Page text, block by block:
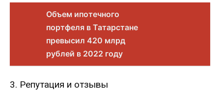
Объем ипотечного
портфеля в Татарстане
превысил 420 млрд
рублей в 2022 году
3. Репутация и отзывы